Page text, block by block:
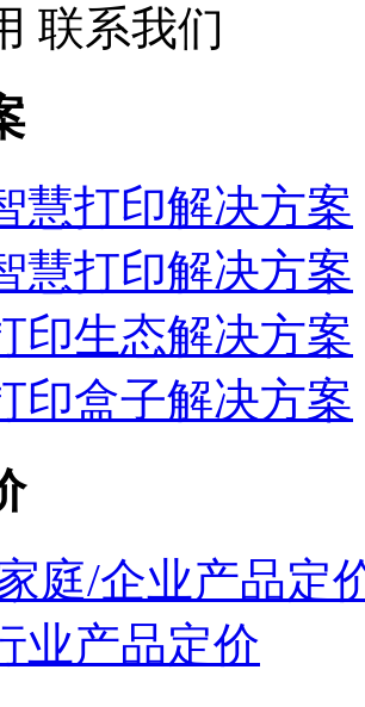
联系我们
慧打印解决方案
慧打印解决方案
印生态解决方案
印盒子解决方案
庭/企业产品定
业产品定价